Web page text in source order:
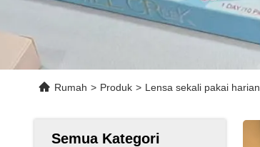
Rumah > Produk > Lensa sekali pakai harian
Semua Kategori